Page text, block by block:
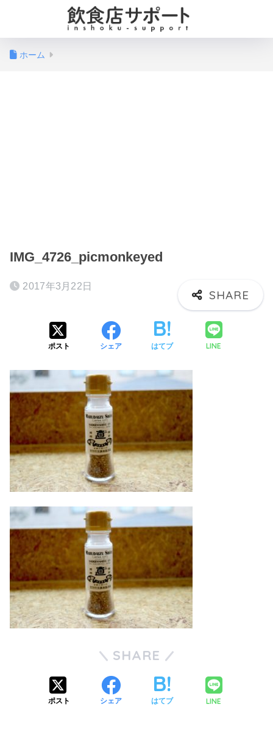
ホーム
IMG_4726_picmonkeyed
2017年3月22日
ポスト シェア はてブ LINE
SHARE
ポスト シェア はてブ LINE